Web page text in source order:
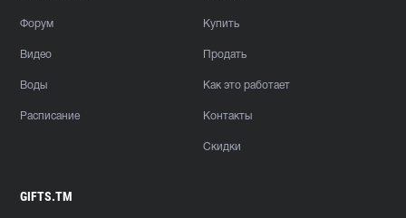
Форум
Видео
Воды
Расписание
Купить
Продать
Как это работает
Контакты
Скидки
GIFTS.TM